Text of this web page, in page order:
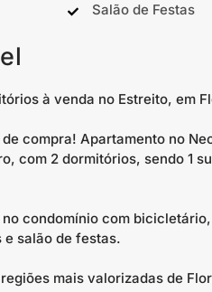
Salão de Festas
à venda no Estreito, em
compra! Apartamento no
com 2 dormitórios, sendo 1
condomínio com
salão de festas.
mais valorizadas de